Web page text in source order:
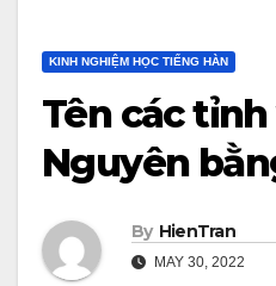
KINH NGHIỆM HỌC TIẾNG HÀN
Tên các
Nguyên
By HienTran
MAY 30, 2022